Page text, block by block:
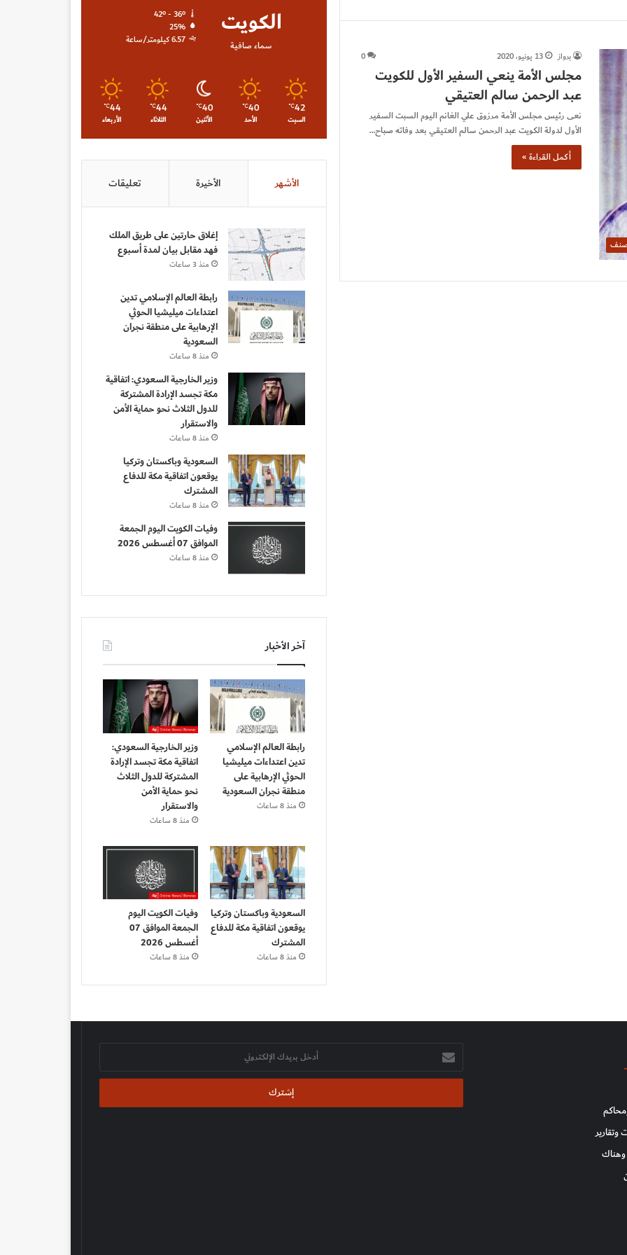
برواز 13 يونيو، 2020 0
مجلس الأمة ينعي السفير الأول للكويت
عبد الرحمن سالم العتيقي
نعى رئيس مجلس الأمة مرزوق علي الغانم اليوم السبت السفير
الأول لدولة الكويت عبد الرحمن سالم العتيقي بعد وفاته صباح…
أكمل القراءة »
الكويت
سماء صافية
42º - 36º
25%
6.57 كيلومتر/ساعة
42
℃
السبت
40
℃
الأحد
40
℃
الأثنين
44
℃
الثلاثاء
44
℃
الأربعاء
الأشهر الأخيرة تعليقات
إغلاق حارتين على طريق الملك
فهد مقابل بيان لمدة أسبوع
منذ 3 ساعات
رابطة العالم الإسلامي تدين
اعتداءات ميليشيا الحوثي
الإرهابية على منطقة نجران
السعودية
منذ 8 ساعات
وزير الخارجية السعودي: اتفاقية
مكة تجسد الإرادة المشتركة
للدول الثلاث نحو حماية الأمن
والاستقرار
منذ 8 ساعات
السعودية وباكستان وتركيا
يوقعون اتفاقية مكة للدفاع
المشترك
منذ 8 ساعات
وفيات الكويت اليوم الجمعة
الموافق 07 أغسطس 2026
منذ 8 ساعات
آخر الأخبار
رابطة العالم الإسلامي
تدين اعتداءات ميليشيا
الحوثي الإرهابية على
منطقة نجران السعودية
منذ 8 ساعات
وزير الخارجية السعودي:
اتفاقية مكة تجسد الإرادة
المشتركة للدول الثلاث
نحو حماية الأمن
والاستقرار
منذ 8 ساعات
السعودية وباكستان وتركيا
يوقعون اتفاقية مكة للدفاع
المشترك
منذ 8 ساعات
وفيات الكويت اليوم
الجمعة الموافق 07
أغسطس 2026
منذ 8 ساعات
وتقارير
أدخل
بريدك
الإلكتروني